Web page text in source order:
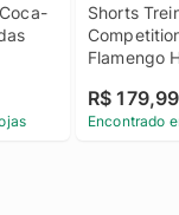
Shorts
Flamengo
R$ 179,99
Encontrado